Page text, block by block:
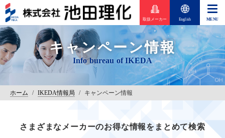
取扱メーカー English
キャンペーン情報
ホーム / IKEDA情報局 / キャンペーン情報
さまざまなメーカーのお得な情報をまとめて検索